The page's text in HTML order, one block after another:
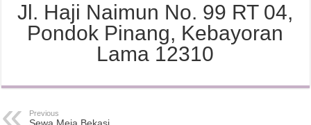
Jl. Haji Naimun No. 99 RT 04,
Pondok Pinang, Kebayoran
Lama 12310
Previous